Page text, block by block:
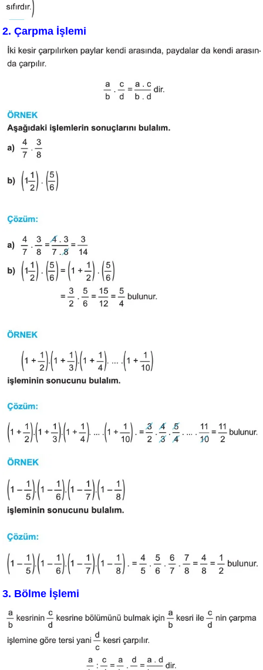
2. Çarpma İşlemi
3. Bölme İşlemi